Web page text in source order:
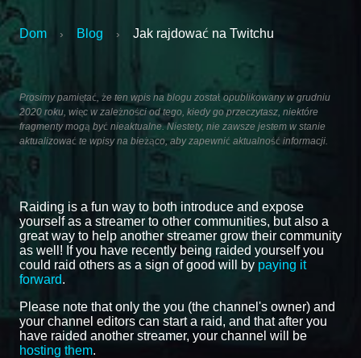
Dom › Blog › Jak rajdować na Twitchu
Prosimy pamiętać, że ten wpis na blogu został opublikowany w grudniu
2020 roku, więc w zależności od tego, kiedy go przeczytasz, niektóre
fragmenty mogą być nieaktualne. Niestety, nie zawsze jestem w stanie
aktualizować te wpisy na bieżąco, aby zapewnić aktualność informacji.
Raiding is a fun way to both introduce and expose
yourself as a streamer to other communities, but also a
great way to help another streamer grow their community
as well! If you have recently being raided yourself you
could raid others as a sign of good will by paying it
forward.
Please note that only the you (the channel's owner) and
your channel editors can start a raid, and that after you
have raided another streamer, your channel will be
hosting them.